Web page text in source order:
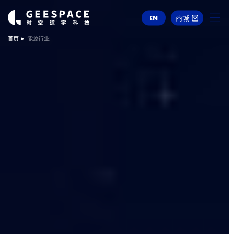
EN 商城
首页 能源行业